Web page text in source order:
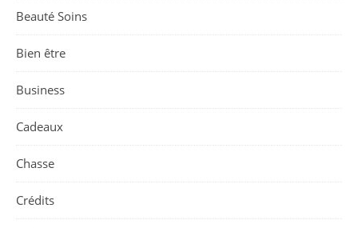
Beauté Soins
Bien être
Business
Cadeaux
Chasse
Crédits